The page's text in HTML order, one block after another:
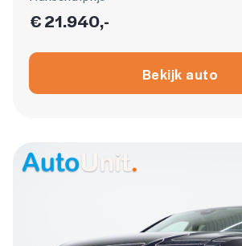
€ 21.940,-
Bekijk auto